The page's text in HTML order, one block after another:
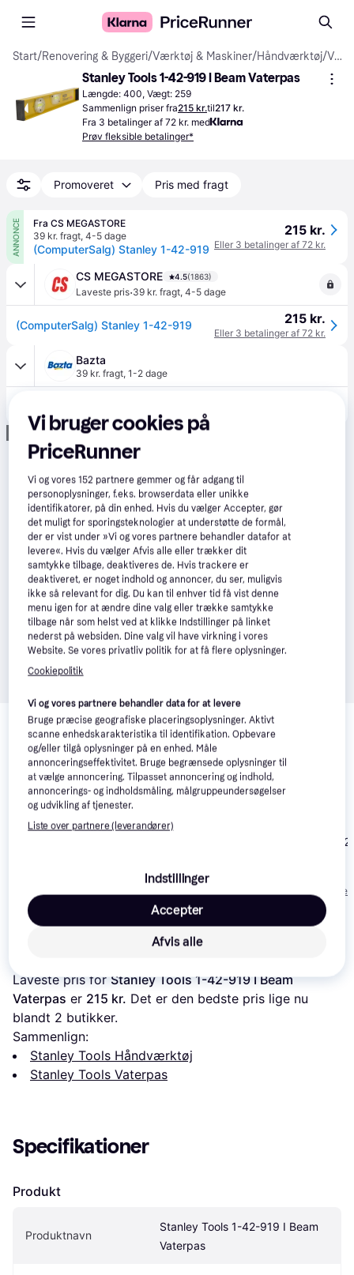
Start/Renovering & Byggeri/Værktøj & Maskiner/Håndværktøj/ Vaterpas
Stanley Tools 1-42-919 I Beam Vaterpas
Længde: 400, Vægt: 259
Sammenlign priser fra215 kr.til217 kr.
Fra 3 betalinger af 72 kr. med
Prøv fleksible betalinger*
Promoveret Pris med fragt
ANNONCE
Fra CS MEGASTORE
39 kr. fragt, 4-5 dage
(ComputerSalg) Stanley 1-42-919
215 kr.
Eller 3 betalinger af 72 kr.
CS MEGASTORE 4.5(1863)
Laveste pris·39 kr. fragt, 4-5 dage
(ComputerSalg) Stanley 1-42-919 215 kr.
Eller 3 betalinger af 72 kr.
Bazta
39 kr. fragt, 1-2 dage
Annonce
Relaterede produkter
Se vores forslag til andre produkter, der matcher dine
interesser. Vis alle
299 kr.
Trender
469 kr.
Hultafors PV
Eller 3 betalinger
Læs om produktet
Laveste pris for Stanley Tools 1-42-919 I Beam
Vaterpas er 215 kr. Det er den bedste pris lige nu
blandt 2 butikker.
Sammenlign:
Stanley Tools Håndværktøj
Stanley Tools Vaterpas
Specifikationer
Produkt
Produktnavn
Stanley Tools 1-42-919 I Beam
Vaterpas
Vi bruger cookies på
PriceRunner
Vi og vores152 partnere gemmer og får adgang til
personoplysninger, f.eks. browserdata eller unikke
identifikatorer, på din enhed. Hvis du vælger Accepter, gør
det muligt for sporingsteknologier at understøtte de formål,
der er vist under »Vi og vores partnere behandler datafor at
levere«. Hvis du vælger Afvis alle eller trækker dit
samtykke tilbage, deaktiveres de. Hvis trackere er
deaktiveret, er noget indhold og annoncer, du ser, muligvis
ikke så relevant for dig. Du kan til enhver tid få vist denne
menu igen for at ændre dine valg eller trække samtykke
tilbage når som helst ved at klikke Indstillinger på linket
nederst på websiden. Dine valg vil have virkning i vores
Website. Se vores privatliv politik for at få flere oplysninger.
Cookiepolitik
Vi og vores partnere behandler data for at levere
Bruge præcise geografiske placeringsoplysninger. Aktivt
scanne enhedskarakteristika til identifikation. Opbevare
og/eller tilgå oplysninger på en enhed. Måle
annonceringseffektivitet. Bruge begrænsede oplysninger til
at vælge annoncering. Tilpasset annoncering og indhold,
annoncerings- og indholdsmåling, målgruppeundersøgelser
og udvikling af tjenester.
Liste over partnere (leverandører)
Indstillinger
Afvis alle
Accepter